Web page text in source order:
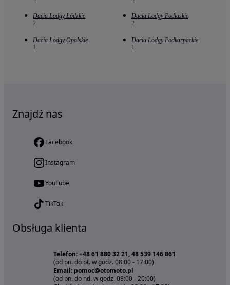
Dacia Lodgy Łódzkie
2
Dacia Lodgy Podlaskie
2
Dacia Lodgy Opolskie
1
Dacia Lodgy Podkarpackie
1
Znajdź nas
Facebook
Instagram
YouTube
TikTok
Obsługa klienta
Telefon: +48 61 880 32 21, 48 539 146 861
(od pn. do pt. w godz. 08:00 - 17:00)
Email: pomoc@otomoto.pl
(od pn. do nd. w godz. 08:00 - 20:00)